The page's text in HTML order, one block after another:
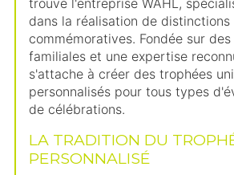
dans la réalisation de
commémoratives. Fondée sur
familiales et une expertise
s'attache à créer des trophées
personnalisés pour tous types
de célébrations.
LA TRADITION DU
PERSONNALISÉ